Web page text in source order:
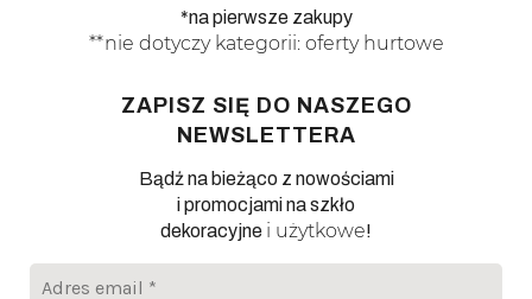
*na pierwsze zakupy
**nie dotyczy kategorii: oferty hurtowe
ZAPISZ SIĘ DO NASZEGO
NEWSLETTERA
Bądź na bieżąco z nowościami
i promocjami na szkło
dekoracyjne i użytkowe!